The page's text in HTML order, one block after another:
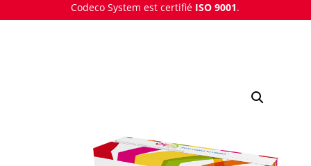
Codeco System est certifié ISO 9001.